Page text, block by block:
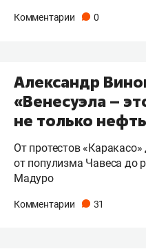
Комментарии 0
Александр
«Венесуэла –
не только
От протестов
от популизма Чавеса до
Мадуро
Комментарии 31